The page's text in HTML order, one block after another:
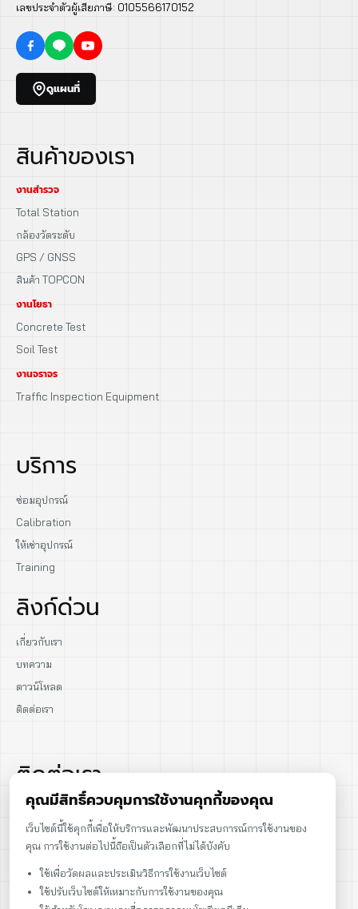
เลขประจำตัวผู้เสียภาษี: 0105566170152
ดูแผนที่
สินค้าของเรา
งานสำรวจ
Total Station
กล้องวัดระดับ
GPS / GNSS
สินค้า TOPCON
งานโยธา
Concrete Test
Soil Test
งานจราจร
Traffic Inspection Equipment
บริการ
ซ่อมอุปกรณ์
Calibration
ให้เช่าอุปกรณ์
Training
ลิงก์ด่วน
เกี่ยวกับเรา
บทความ
ดาวน์โหลด
ติดต่อเรา
ติดต่อเรา
086-086-2000
sales@cst.co.th
คุณมีสิทธิ์ควบคุมการใช้งานคุกกี้ของคุณ
เว็บไซต์นี้ใช้คุกกี้เพื่อให้บริการและพัฒนาประสบการณ์การใช้งานของ
คุณ การใช้งานต่อไปนี้ถือเป็นตัวเลือกที่ไม่ได้บังคับ
ใช้เพื่อวัดผลและประเมินวิธีการใช้งานเว็บไซต์
ใช้ปรับเว็บไซต์ให้เหมาะกับการใช้งานของคุณ